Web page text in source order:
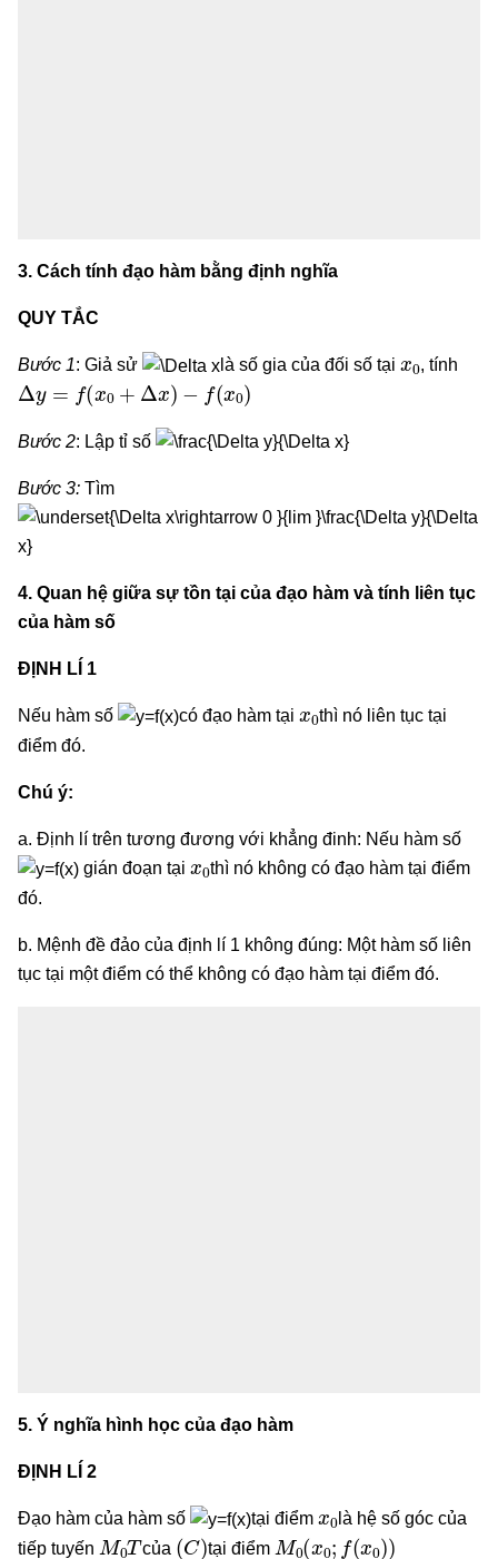
3. Cách tính đạo hàm bằng định nghĩa
QUY TẮC
Bước 1: Giả sử là số gia của đối số tại , tính
Δ 0+ −f 0
Bước 2: Lập tỉ số
Bước 3: Tìm
4. Quan hệ giữa sự tồn tại của đạo hàm và tính liên tục
của hàm số
ĐỊNH LÍ 1
Nếu hàm số có đạo hàm tại
0
thì nó liên tục tại
điểm đó.
Chú ý:
a. Định lí trên tương đương với khẳng đinh: Nếu hàm số
gián đoạn tại
thì nó không có đạo hàm tại điểm
đó.
b. Mệnh đề đảo của định lí 1 không đúng: Một hàm số liên
tục tại một điểm có thể không có đạo hàm tại điểm đó.
5. Ý nghĩa hình học của đạo hàm
ĐỊNH LÍ 2
Đạo hàm của hàm số tại điểm
0
là hệ số góc của
tiếp tuyến
M0T
của
(C)
tại điểm
M0 ( 0; (x ))